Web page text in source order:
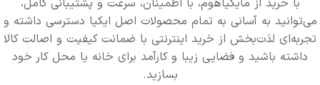
با خرید از مایکیاهوم، با اطمینان، سرعت و پشتیبانی کامل،
می‌توانید به آسانی به تمام محصولات اصل ایکیا دسترسی داشته و
تجربه‌ای لذت‌بخش از خرید اینترنتی با ضمانت کیفیت و اصالت کالا
داشته باشید و فضایی زیبا و کارآمد برای خانه یا محل کار خود
بسازید.